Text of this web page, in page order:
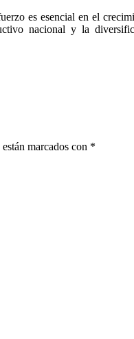
es esencial en el
nacional y la
marcados con *